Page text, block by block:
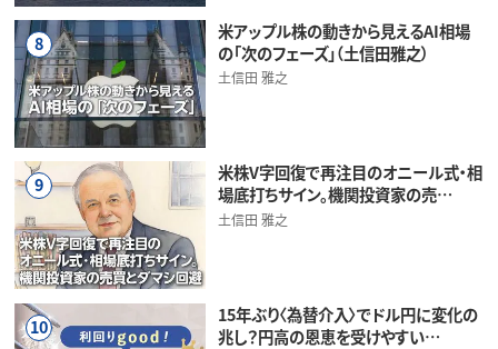
8
米アップル株の動きから見えるAI相場
の「次のフェーズ」（土信田雅之）
土信田 雅之
9
米株V字回復で再注目のオニール式・相
場底打ちサイン。機関投資家の売…
土信田 雅之
10
15年ぶり〈為替介入〉でドル円に変化の
兆し？円高の恩恵を受けやすい…